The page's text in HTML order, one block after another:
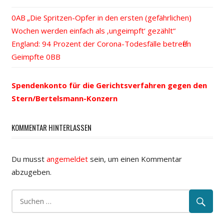
Beitrags-
Navigation
Vorheriger
Beitrag:
„Die Spritzen-Opfer in den ersten (gefährlichen)
Wochen werden einfach als ‚ungeimpft‘ gezählt“
Nächster
Beitrag:
England: 94 Prozent der Corona-Todesfälle betreffen
Geimpfte
Spendenkonto für die Gerichtsverfahren gegen den
Stern/Bertelsmann-Konzern
KOMMENTAR HINTERLASSEN
Du musst angemeldetsein, um einen Kommentar
abzugeben.